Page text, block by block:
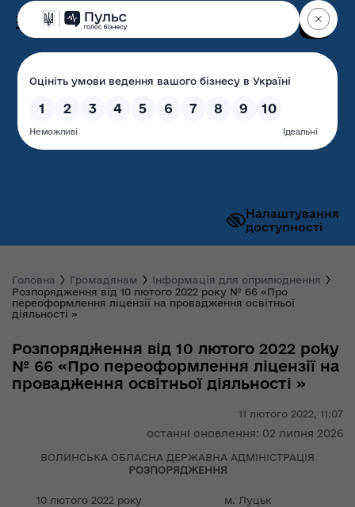
Налаштування
доступності
Волинська обласна
державна адміністрація
Головна Громадянам
Інформація для оприлюднення
Розпорядження від 10 лютого 2022 року № 66 «Про
переоформлення ліцензії на провадження освітньої
діяльності »
11 лютого 2022, 11:07
останні оновлення: 02 липня 2026
Розпорядження від 10 лютого 2022 року
№ 66 «Про переоформлення ліцензії на
провадження освітньої діяльності »
ВОЛИНСЬКА ОБЛАСНА ДЕРЖАВНА АДМІНІСТРАЦІЯ
РОЗПОРЯДЖЕННЯ
10 лютого 2022 року м. Луцьк